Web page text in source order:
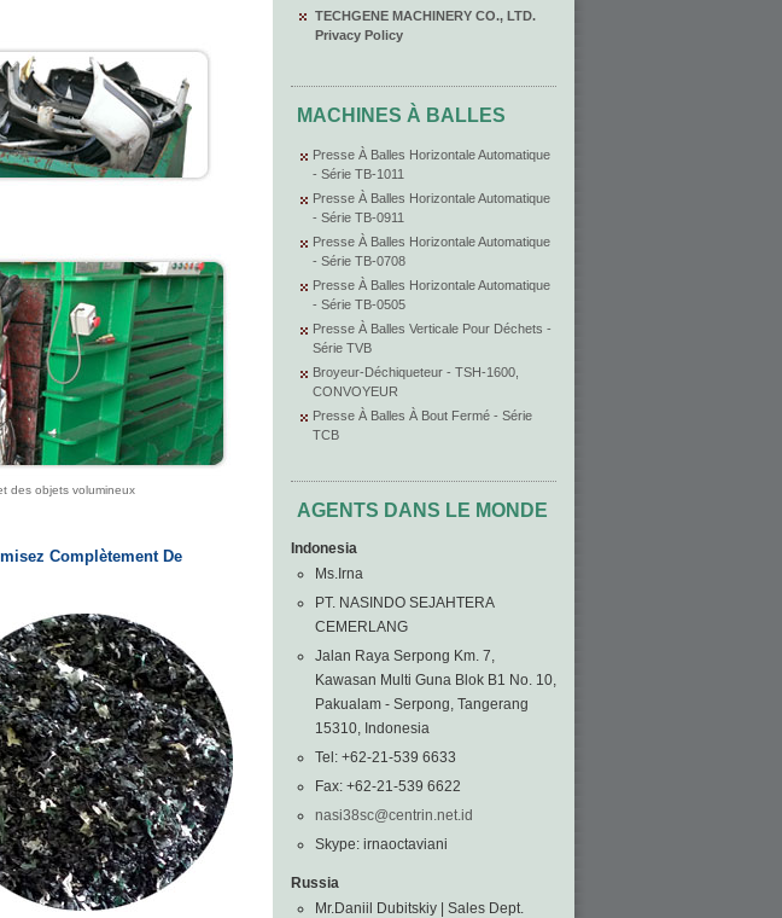
des objets volumineux
Complètement De
TECHGENE MACHINERY CO., LTD.
Privacy Policy
MACHINES À BALLES
Presse À Balles Horizontale Automatique
- Série TB-1011
Presse À Balles Horizontale Automatique
- Série TB-0911
Presse À Balles Horizontale Automatique
- Série TB-0708
Presse À Balles Horizontale Automatique
- Série TB-0505
Presse À Balles Verticale Pour Déchets -
Série TVB
Broyeur-Déchiqueteur - TSH-1600,
CONVOYEUR
Presse À Balles À Bout Fermé - Série
TCB
AGENTS DANS LE MONDE
Indonesia
Ms.Irna
PT. NASINDO SEJAHTERA
CEMERLANG
Jalan Raya Serpong Km. 7,
Kawasan Multi Guna Blok B1 No. 10,
Pakualam - Serpong, Tangerang
15310, Indonesia
Tel: +62-21-539 6633
Fax: +62-21-539 6622
nasi38sc@centrin.net.id
Skype: irnaoctaviani
Russia
Mr.Daniil Dubitskiy | Sales Dept.